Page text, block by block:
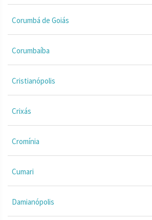
Corumbá de Goiás
Corumbaíba
Cristianópolis
Crixás
Cromínia
Cumari
Damianópolis